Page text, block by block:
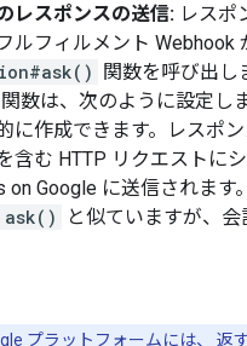
レスポンスの送信: レスポ
ルフィルメント Webhook
関数を呼び出し
関数は、次のように設定し
に作成できます。レスポ
含む HTTP リクエストに
on Google に送信されます。
ask()
と似ていますが、会
プラットフォームには、 返